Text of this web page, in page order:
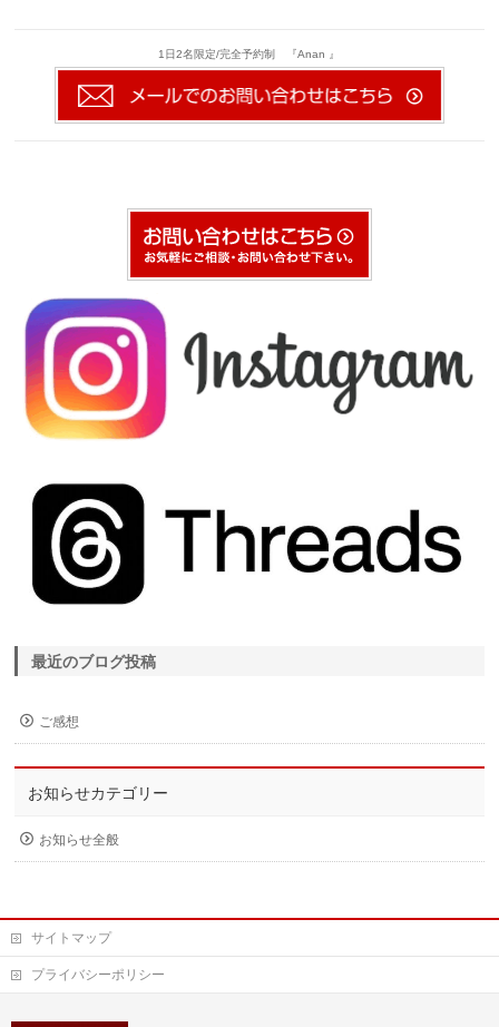
1日2名限定/完全予約制 『Anan 』
最近のブログ投稿
ご感想
お知らせカテゴリー
お知らせ全般
サイトマップ
プライバシーポリシー